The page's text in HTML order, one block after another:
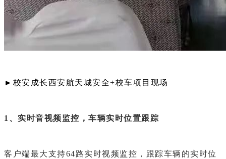
► 校安成长西安航天城安全+校车项目现场
1、实时音视频监控，车辆实时位置跟踪
客户端最大支持64路实时视频监控，跟踪车辆的实时位